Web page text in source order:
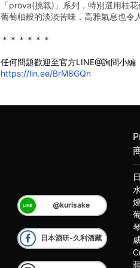
「prova(挑戰)」系列，特別選用桂
葡萄柚般的淡淡苦味，高雅氣息也令
﻿＊＊＊＊＊＊
任何問題歡迎至官方LINE@詢問小編
https://lin.ee/BrM8GQn
@kurisake
日本酒研-久利酒藏